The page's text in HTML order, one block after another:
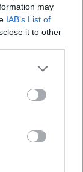
may
IAB’s List of
it to other
more Google
may click to
tags to
below Google
per
offerte
puro relax,
per
Beach